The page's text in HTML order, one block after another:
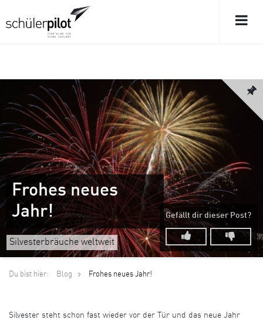
Frohes neues
Jahr!
Silvesterbräuche weltweit
Gefällt dir dieser Post?
Du bist hier: Blog Frohes neues Jahr!
Silvester steht schon fast wieder vor der Tür und das neue Jahr